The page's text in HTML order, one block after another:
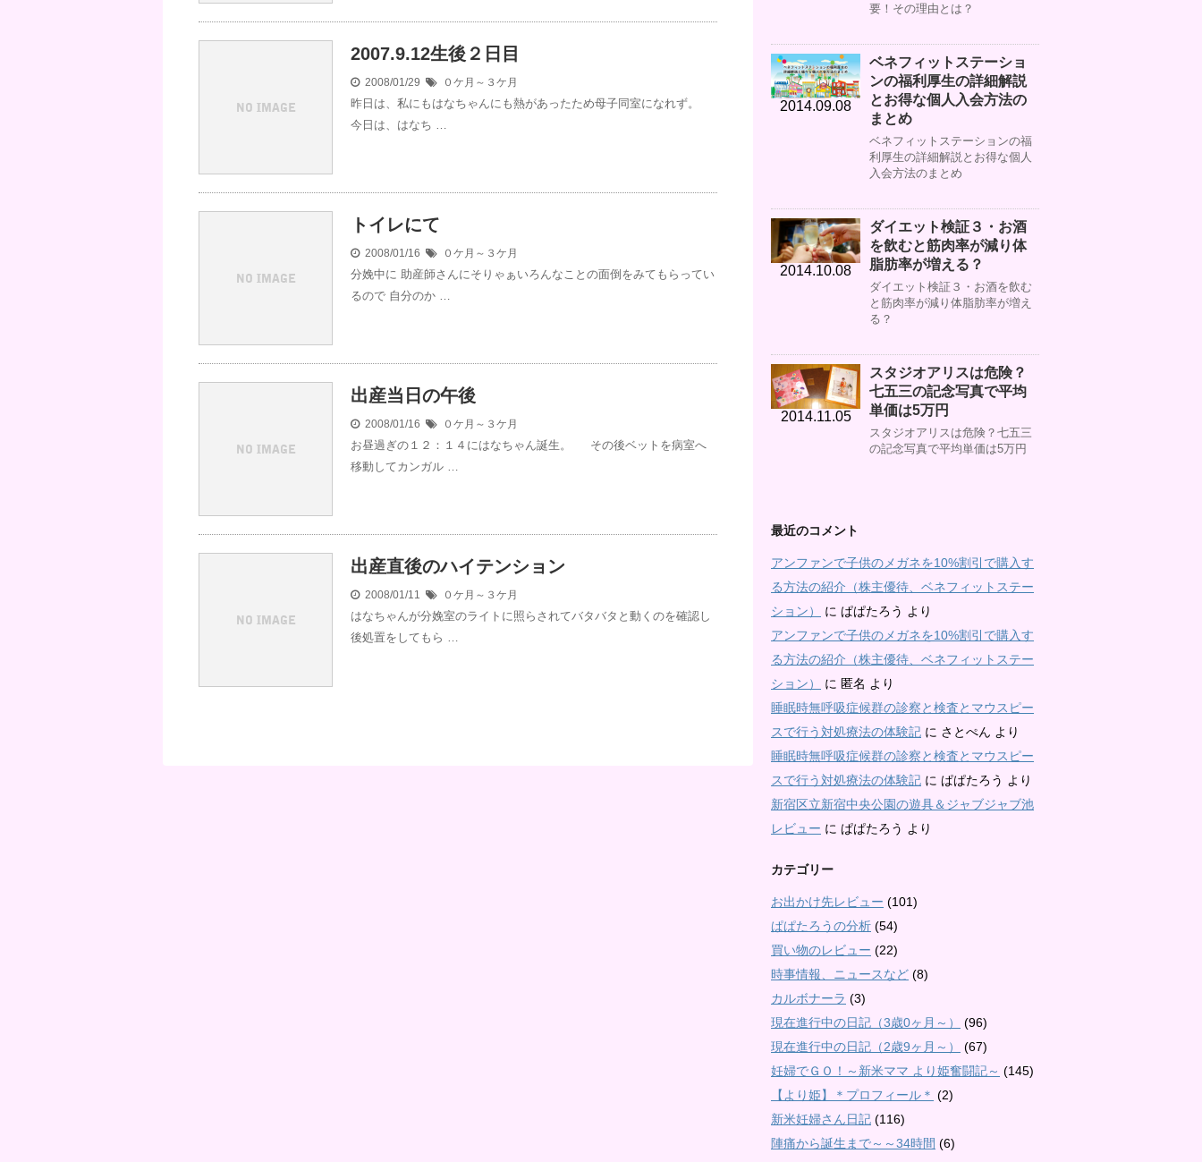
2007.9.12生後２日目
2008/01/29 ０ケ月～３ケ月
昨日は、私にもはなちゃんにも熱があったため母子同室になれず。
今日は、はなち …
トイレにて
2008/01/16 ０ケ月～３ケ月
分娩中に 助産師さんにそりゃぁいろんなことの面倒をみてもらってい
るので 自分のか …
出産当日の午後
2008/01/16 ０ケ月～３ケ月
お昼過ぎの１２：１４にはなちゃん誕生。 その後ベットを病室へ
移動してカンガル …
出産直後のハイテンション
2008/01/11 ０ケ月～３ケ月
はなちゃんが分娩室のライトに照らされてバタバタと動くのを確認し
後処置をしてもら …
要！その理由とは？
2014.09.08
ベネフィットステーショ
ンの福利厚生の詳細解説
とお得な個人入会方法の
まとめ
ベネフィットステーションの福
利厚生の詳細解説とお得な個人
入会方法のまとめ
2014.10.08
ダイエット検証３・お酒
を飲むと筋肉率が減り体
脂肪率が増える？
ダイエット検証３・お酒を飲む
と筋肉率が減り体脂肪率が増え
る？
2014.11.05
スタジオアリスは危険？
七五三の記念写真で平均
単価は5万円
スタジオアリスは危険？七五三
の記念写真で平均単価は5万円
最近のコメント
アンファンで子供のメガネを10%割引で購入す
る方法の紹介（株主優待、ベネフィットステー
ション）
に ぱぱたろう より
アンファンで子供のメガネを10%割引で購入す
る方法の紹介（株主優待、ベネフィットステー
ション）
に 匿名 より
睡眠時無呼吸症候群の診察と検査とマウスピー
スで行う対処療法の体験記 に さとぺん より
睡眠時無呼吸症候群の診察と検査とマウスピー
スで行う対処療法の体験記 に ぱぱたろう より
新宿区立新宿中央公園の遊具＆ジャブジャブ池
レビュー に ぱぱたろう より
カテゴリー
お出かけ先レビュー (101)
ぱぱたろうの分析 (54)
買い物のレビュー (22)
時事情報、ニュースなど (8)
カルボナーラ (3)
現在進行中の日記（3歳0ヶ月～）
(96)
現在進行中の日記（2歳9ヶ月～）
(67)
妊婦でＧＯ！～新米ママ より姫奮闘記～ (145)
【より姫】＊プロフィール＊ (2)
新米妊婦さん日記 (116)
陣痛から誕生まで～～34時間 (6)